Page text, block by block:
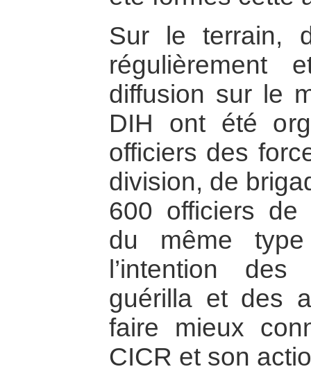
Sur le terrain,
régulièrement
diffusion sur le
DIH ont été
officiers des
division, de
600 officiers de
du même
l’intention
guérilla et des
faire mieux
CICR et son